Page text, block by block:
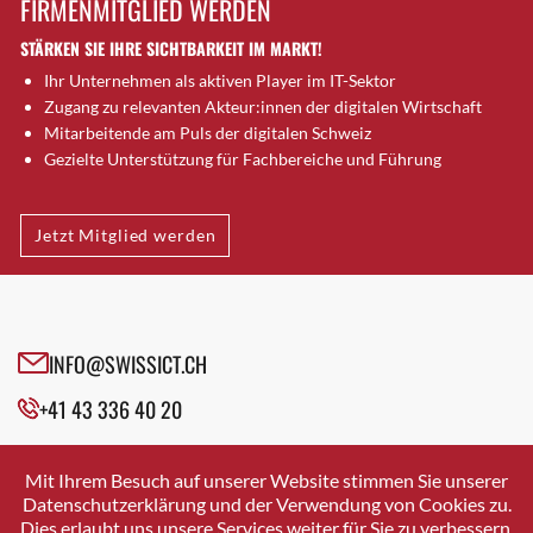
Brugg AG
Brütten
Bubendorf
Bubikon
Buchs (SG)
Bäretswil
Bülach
Cazis
Crissier
Davos Platz
Dierikon
Dietikon
FIRMENMITGLIED WERDEN
STÄRKEN SIE IHRE SICHTBARKEIT IM MARKT!
Ihr Unternehmen als aktiven Player im IT-Sektor
Zugang zu relevanten Akteur:innen der digitalen Wirtschaft
Mitarbeitende am Puls der digitalen Schweiz
Gezielte Unterstützung für Fachbereiche und Führung
Jetzt Mitglied werden
INFO@SWISSICT.CH
+41 43 336 40 20
SWISSICT
VULKANSTRASSE 120
8048 ZURICH
Mit Ihrem Besuch auf unserer Website stimmen Sie unserer
Datenschutzerklärung und der Verwendung von Cookies zu.
Dies erlaubt uns unsere Services weiter für Sie zu verbessern.